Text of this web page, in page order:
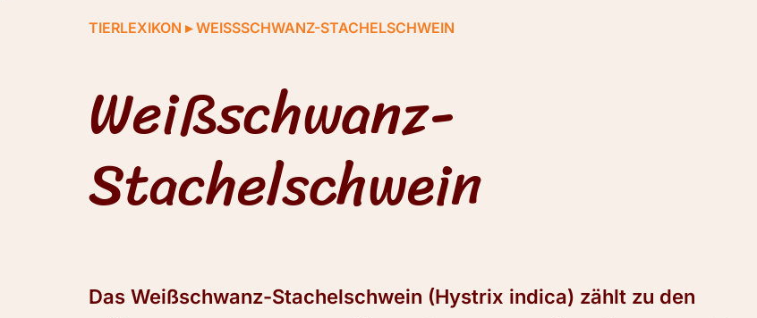
TIERLEXIKON ▸WEISSSCHWANZ-STACHELSCHWEIN
Weißschwanz-
Stachelschwein
Das Weißschwanz-Stachelschwein (Hystrix indica) zählt zu den